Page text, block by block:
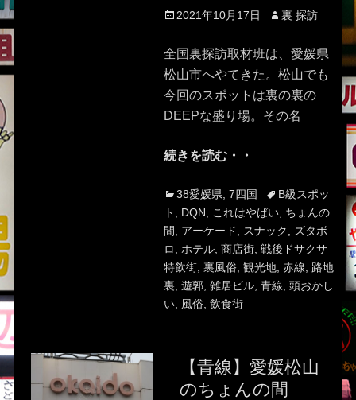
Posted
2021年10月17日 Author
裏 探訪
全国裏探訪取材班は、愛媛県
松山市へやてきた。松山でも
今回のスポットは裏の裏の
DEEPな盛り場。その名
続きを読む・・
Categories
38愛媛県 7四国 TagsB級スポッ
ト
DQN これはやばい, ちょんの
間
アーケード スナック
ズタボ
ロ
ホテル, 商店街, 戦後ドサクサ
特飲街, 裏風俗, 観光地, 赤線
路地
裏 遊郭, 雑居ビル, 青線 頭おかし
い, 風俗, 飲食街
【青線】愛媛松山
のちょんの間